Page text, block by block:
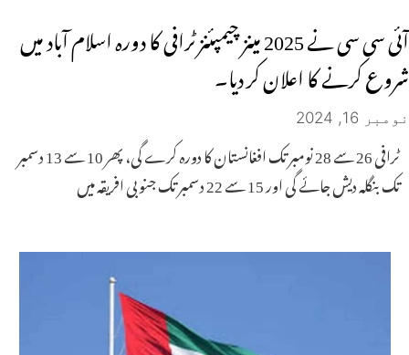
آئی سی سی نے 2025 مینز چیمپئنز ٹرافی کا دورہ اسلام آباد میں
شروع کرنے کا اعلان کر دیا۔
نومبر 16, 2024
ٹرافی 26 سے 28 نومبر تک افغانستان کا دورہ کرے گی، پھر 10 سے 13 دسمبر
تک بنگلہ دیش جائے گی اور 15 سے 22 دسمبر تک جنوبی افریقہ میں